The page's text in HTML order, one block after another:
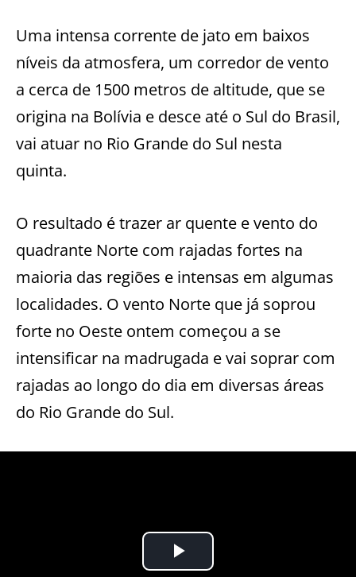
Uma intensa corrente de jato em baixos
níveis da atmosfera, um corredor de vento
a cerca de 1500 metros de altitude, que se
origina na Bolívia e desce até o Sul do Brasil,
vai atuar no Rio Grande do Sul nesta
quinta.
O resultado é trazer ar quente e vento do
quadrante Norte com rajadas fortes na
maioria das regiões e intensas em algumas
localidades. O vento Norte que já soprou
forte no Oeste ontem começou a se
intensificar na madrugada e vai soprar com
rajadas ao longo do dia em diversas áreas
do Rio Grande do Sul.